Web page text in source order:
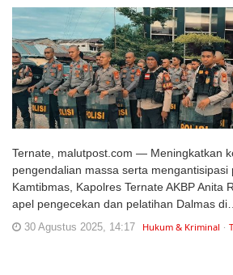
Ternate, malutpost.com — Meningkatkan
pengendalian massa serta mengantisipasi
Kamtibmas, Kapolres Ternate AKBP Anita
apel pengecekan dan pelatihan Dalmas di…
30 Agustus 2025, 14:17 Hukum & Kriminal